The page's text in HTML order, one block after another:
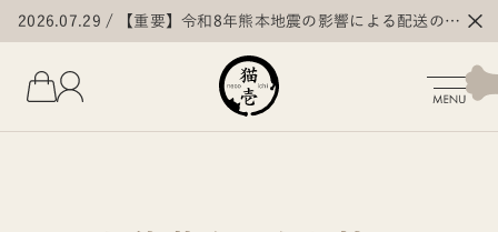
2026.07.29
【重要】令和8年熊本地震の影響による配送の遅
延・停止について